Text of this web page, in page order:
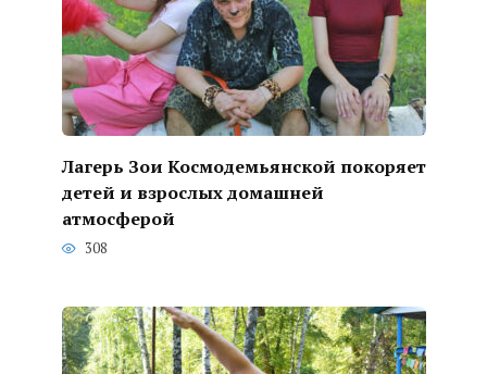
Лагерь Зои Космодемьянской покоряет
детей и взрослых домашней
атмосферой
308